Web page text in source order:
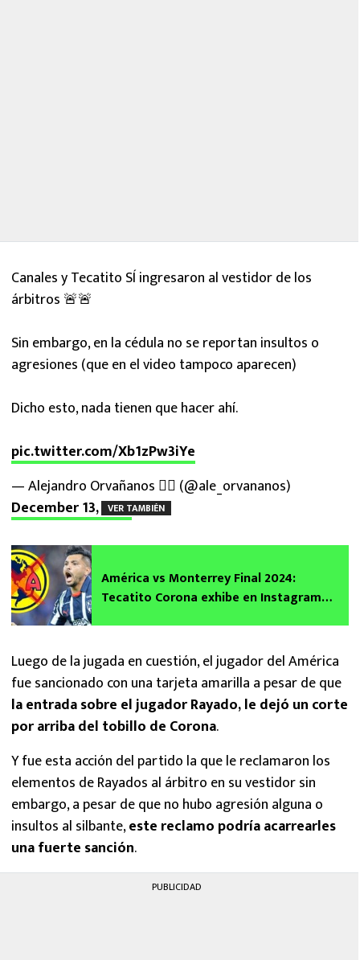
Canales y Tecatito SÍ ingresaron al vestidor de los
árbitros 🚨🚨
Sin embargo, en la cédula no se reportan insultos o
agresiones (que en el video tampoco aparecen)
Dicho esto, nada tienen que hacer ahí.
pic.twitter.com/Xb1zPw3iYe
— Alejandro Orvañanos ✍🏻 (@ale_orvananos)
December 13, 2024VER TAMBIÉN
América vs Monterrey Final 2024:
Tecatito Corona exhibe en Instagram
Luego de la jugada en cuestión, el jugador del América
fue sancionado con una tarjeta amarilla a pesar de que
la entrada sobre el jugador Rayado, le dejó un corte
por arriba del tobillo de Corona.
Y fue esta acción del partido la que le reclamaron los
elementos de Rayados al árbitro en su vestidor sin
embargo, a pesar de que no hubo agresión alguna o
insultos al silbante,este reclamo podría acarrearles
una fuerte sanción.
PUBLICIDAD